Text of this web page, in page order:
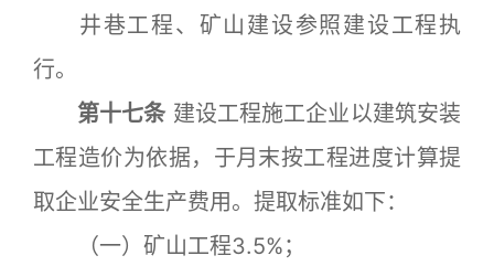
井巷工程、矿山建设参照建设工程执
行。
第十七条 建设工程施工企业以建筑安装
工程造价为依据，于月末按工程进度计算提
取企业安全生产费用。提取标准如下：
（一）矿山工程3.5%；